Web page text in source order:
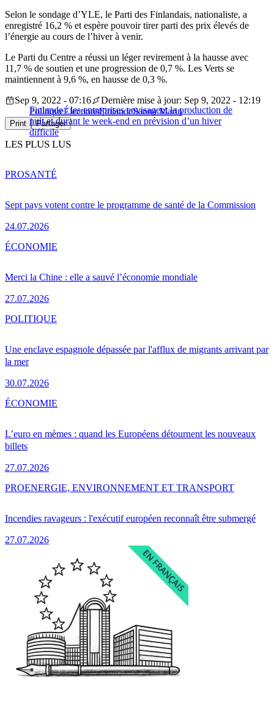
Selon le sondage d’YLE, le Parti des Finlandais, nationaliste, a
enregistré 16,2 % et espère pouvoir tirer parti des prix élevés de
l’énergie au cours de l’hiver à venir.
Le Parti du Centre a réussi un léger revirement à la hausse avec
11,7 % de soutien et une progression de 0,7 %. Les Verts se
maintiennent à 9,6 %, en hausse de 0,3 %.
Finlande : les entreprises envisagent la production de
nuit et durant le week-end en prévision d’un hiver
difficile
Sep 9, 2022 - 07:16
Dernière mise à jour: Sep 9, 2022 - 12:19
PolitiqueÉlectionsFinlandeSanna Marin
Print Partager
LES PLUS LUS
Sept pays votent contre le programme de santé de la Commission
24.07.2026
PROSANTÉ
Merci la Chine : elle a sauvé l’économie mondiale
27.07.2026
ÉCONOMIE
Une enclave espagnole dépassée par l'afflux de migrants arrivant par
la mer
30.07.2026
POLITIQUE
L’euro en mèmes : quand les Européens détournent les nouveaux
billets
27.07.2026
ÉCONOMIE
Incendies ravageurs : l'exécutif européen reconnaît être submergé
27.07.2026
PROENERGIE, ENVIRONNEMENT ET TRANSPORT